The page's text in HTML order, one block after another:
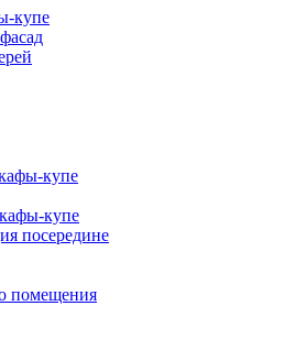
купе
купе
купе
посередине
помещения